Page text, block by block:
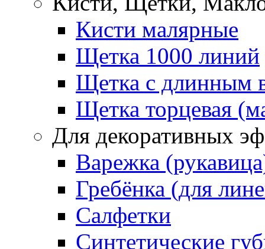
Кисти малярные
Щетка 1000 линий
Щетка с длинным
Щетка торцевая
Для декоративных
Варежка
Гребёнка (для
Салфетки
Синтетические